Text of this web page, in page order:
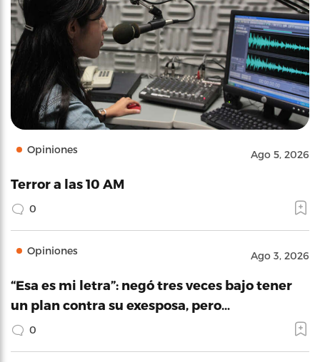
Opiniones Ago 5, 2026
Terror a las 10 AM
0
Opiniones Ago 3, 2026
“Esa es mi letra”: negó tres veces bajo tener
un plan contra su exesposa, pero…
0